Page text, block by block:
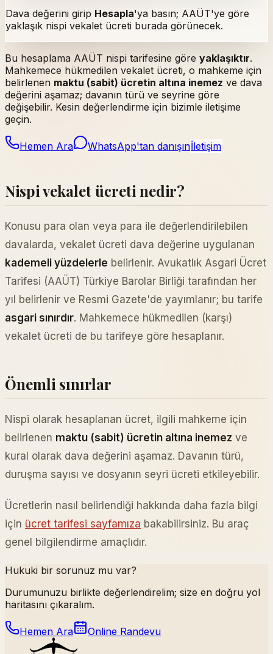
Dava değerini girip Hesapla'ya basın; AAÜT'ye göre
yaklaşık nispi vekalet ücreti burada görünecek.
Bu hesaplama AAÜT nispi tarifesine göre yaklaşıktır.
Mahkemece hükmedilen vekalet ücreti, o mahkeme için
belirlenen maktu (sabit) ücretin altına inemez ve dava
değerini aşamaz; davanın türü ve seyrine göre
değişebilir. Kesin değerlendirme için bizimle iletişime
geçin.
Hemen Ara WhatsApp'tan danışınİletişim
Nispi vekalet ücreti nedir?
Konusu para olan veya para ile değerlendirilebilen
davalarda, vekalet ücreti dava değerine uygulanan
kademeli yüzdelerle belirlenir. Avukatlık Asgari Ücret
Tarifesi (AAÜT) Türkiye Barolar Birliği tarafından her
yıl belirlenir ve Resmi Gazete'de yayımlanır; bu tarife
asgari sınırdır. Mahkemece hükmedilen (karşı)
vekalet ücreti de bu tarifeye göre hesaplanır.
Önemli sınırlar
Nispi olarak hesaplanan ücret, ilgili mahkeme için
belirlenen maktu (sabit) ücretin altına inemez ve
kural olarak dava değerini aşamaz. Davanın türü,
duruşma sayısı ve dosyanın seyri ücreti etkileyebilir.
Ücretlerin nasıl belirlendiği hakkında daha fazla bilgi
için ücret tarifesi sayfamıza bakabilirsiniz. Bu araç
genel bilgilendirme amaçlıdır.
Hukuki bir sorunuz mu var?
Durumunuzu birlikte değerlendirelim; size en doğru yol
haritasını çıkaralım.
Hemen Ara Online Randevu